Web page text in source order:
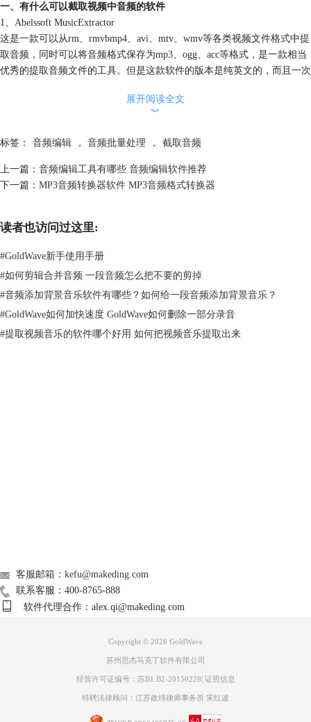
一、有什么可以截取视频中音频的软件
1、Abelssoft MusicExtractor
这是一款可以从rm、rmvbmp4、avi、mtv、wmv等各类视频文件格式中提
取音频，同时可以将音频格式保存为mp3、ogg、acc等格式，是一款相当
优秀的提取音频文件的工具。但是这款软件的版本是纯英文的，而且一次
图2 Abelssoft MusicExtractor
2、风云音频处理大师
这款音频工具软件可将视频中的音频提取出来后，进行音频格式转换，而
3、Goldwave
Goldwave是一款相关功能非常强大音频智能化编辑工具，可以随时对自
种音频格式来进行保存。软件小巧，操作简单，可将多个和单个音频进行
任意提取，一键操作即可实现专业效果，功能非常强大，最大程序的保留
音频效果 ，并可以根据需要增添效果，在细节上可以完美处
示一下怎么可以截取视频中的音频。
展开阅读全文
︾
标签： 音频编辑 ， 音频批量处理 ， 截取音频
上一篇： 音频编辑工具有哪些 音频编辑软件推荐
下一篇： MP3音频转换器软件 MP3音频格式转换器
读者也访问过这里:
#GoldWave新手使用手册
#如何剪辑合并音频 一段音频怎么把不要的剪掉
#音频添加背景音乐软件有哪些？如何给一段音频添加背景音乐？
#GoldWave如何加快速度 GoldWave如何删除一部分录音
#提取视频音乐的软件哪个好用 如何把视频音乐提取出来
客服邮箱：kefu@makeding.com
联系客服：400-8765-888
软件代理合作：alex.qi@makeding.com
Copyright © 2026 GoldWave
苏州思杰马克丁软件有限公司
经营许可证编号：苏B1.B2-20150228| 证照信息
特聘法律顾问：江苏政纬律师事务所 宋红波